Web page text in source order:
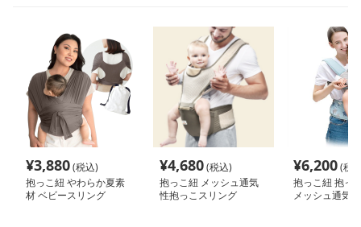
¥3,880(税込)
抱っこ紐 やわらか夏素
材 ベビースリング
¥4,680(税込)
抱っこ紐 メッシュ通気
性抱っこスリング
¥6,200(税
抱っこ紐 抱っ
メッシュ通気